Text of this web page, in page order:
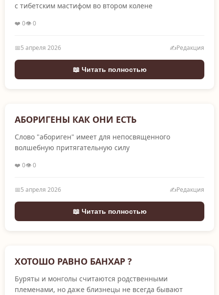
с тибетским мастифом во втором колене
❤️ 0👁️ 0
📅5 апреля 2026 ✍️Редакция
📖 Читать полностью
АБОРИГЕНЫ КАК ОНИ ЕСТЬ
Слово "абориген" имеет для непосвященного
волшебную притягательную силу
❤️ 0👁️ 0
📅5 апреля 2026 ✍️Редакция
📖 Читать полностью
ХОТОШО РАВНО БАНХАР ?
Буряты и монголы считаются родственными
племенами, но даже близнецы не всегда бывают